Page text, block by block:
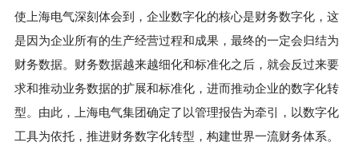
使上海电气深刻体会到，企业数字化的核心是财务数字化，这
是因为企业所有的生产经营过程和成果，最终的一定会归结为
财务数据。财务数据越来越细化和标准化之后，就会反过来要
求和推动业务数据的扩展和标准化，进而推动企业的数字化转
型。由此，上海电气集团确定了以管理报告为牵引，以数字化
工具为依托，推进财务数字化转型，构建世界一流财务体系。